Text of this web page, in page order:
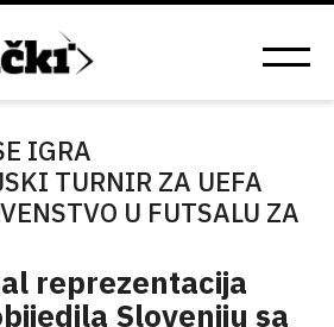
IGRA
TURNIR ZA UEFA
U FUTSALU ZA
reprezentacija
Sloveniju sa